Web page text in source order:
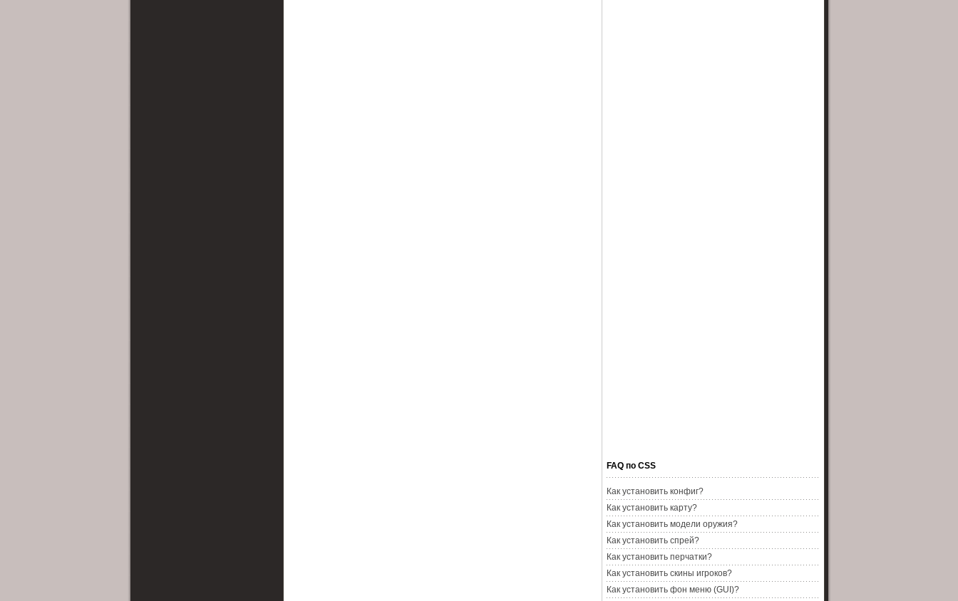
FAQ по CSS
Как установить конфиг?
Как установить карту?
Как установить модели оружия?
Как установить спрей?
Как установить перчатки?
Как установить скины игроков?
Как установить фон меню (GUI)?